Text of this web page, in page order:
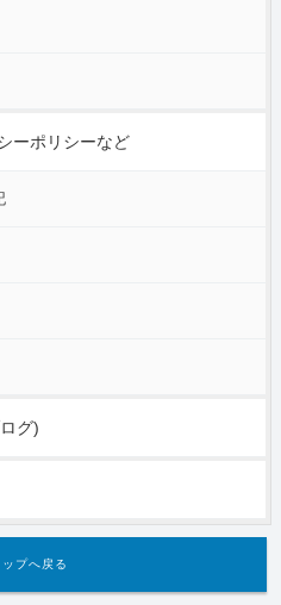
ーポリシーなど
グ)
ップへ戻る